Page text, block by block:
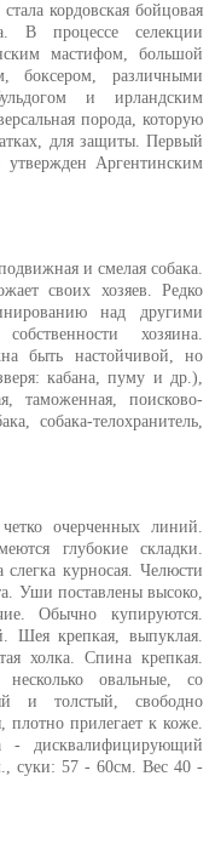
кордовская бойцовая
В процессе селекции
мастифом, большой
боксером, различными
и ирландским
порода, которую
для защиты. Первый
утвержден Аргентинским
и смелая собака.
своих хозяев. Редко
над другими
хозяина.
быть настойчивой, но
кабана, пуму и др.),
таможенная, поисково-
собака-телохранитель,
очерченных линий.
глубокие складки.
курносая. Челюсти
Уши поставлены высоко,
Обычно купируются.
Шея крепкая, выпуклая.
холка. Спина крепкая.
овальные, со
и толстый, свободно
прилегает к коже.
- дисквалифицирующий
суки: 57 - 60см. Вес 40 -